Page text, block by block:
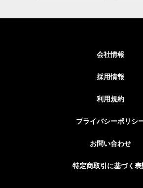
会社情報
採用情報
利用規約
プライバシーポリシ
お問い合わせ
特定商取引に基づく